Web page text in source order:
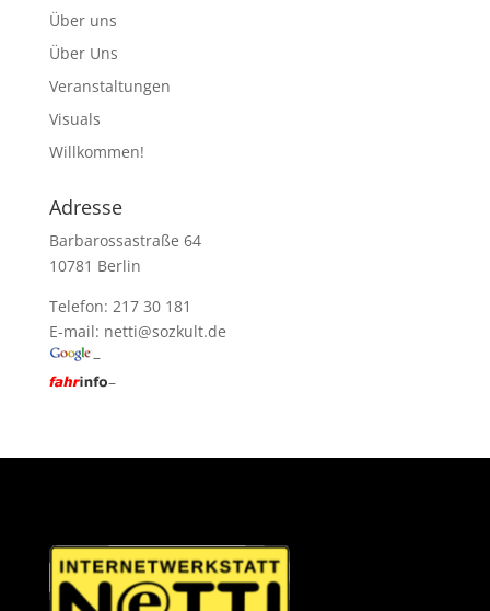
Über uns
Über Uns
Veranstaltungen
Visuals
Willkommen!
Adresse
Barbarossastraße 64
10781 Berlin
Telefon: 217 30 181
E-mail: netti@sozkult.de
–
–